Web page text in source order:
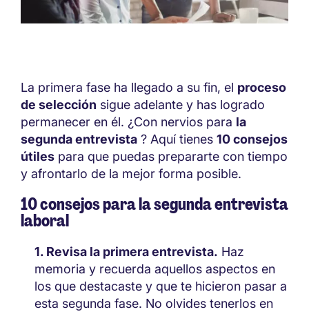
La primera fase ha llegado a su fin, el proceso
de selección sigue adelante y has logrado
permanecer en él. ¿Con nervios para la
segunda entrevista ? Aquí tienes 10 consejos
útiles para que puedas prepararte con tiempo
y afrontarlo de la mejor forma posible.
10 consejos para la segunda entrevista
laboral
Revisa la primera entrevista. Haz
memoria y recuerda aquellos aspectos en
los que destacaste y que te hicieron pasar a
esta segunda fase. No olvides tenerlos en